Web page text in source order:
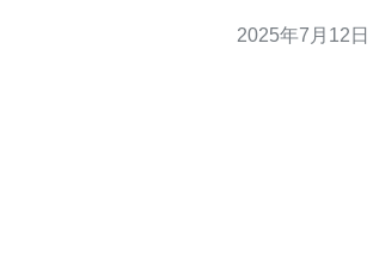
提供商，提供稳定
数据存储等操
2025年7月12日